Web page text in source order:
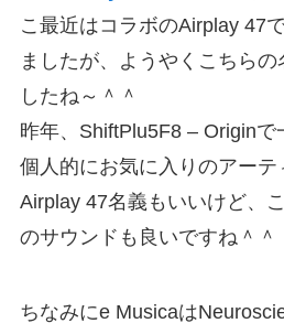
こ最近はコラボのAirplay 47
ましたが、ようやくこちらの
したね～＾＾
昨年、ShiftPlu5F8 – Originで
個人的にお気に入りのアーテ
Airplay 47名義もいいけど、
のサウンドも良いですね＾＾
ちなみにe Musicaは